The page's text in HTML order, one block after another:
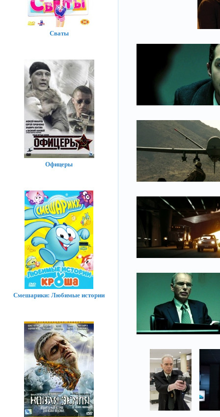
Сваты
Офицеры
Смешарики: Любимые истории